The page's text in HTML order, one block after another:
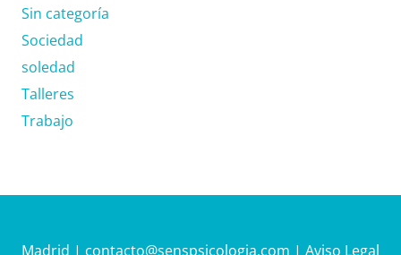
Sin categoría
Sociedad
soledad
Talleres
Trabajo
Madrid | contacto@senspsicologia.com | Aviso Legal